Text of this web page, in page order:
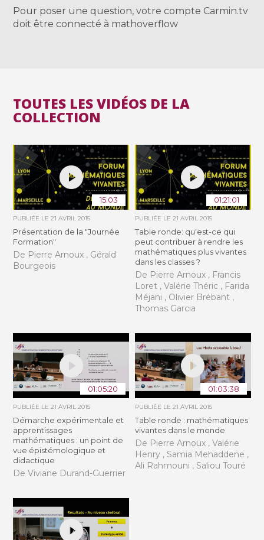
Pour poser une question, votre compte Carmin.tv
doit être connecté à mathoverflow
TOUTES LES VIDÉOS DE LA
COLLECTION
15:03
PUBLIÉE LE21 AVRIL 2015
Présentation de la "Journée
Formation"
De Pierre Arnoux , Gérald
Bourgeois
01:21:01
PUBLIÉE LE 21 AVRIL 2015
Table ronde: qu'est-ce qui
peut contribuer à rendre les
mathématiques plus vivantes
dans les classes ?
De Pierre Arnoux , Francis
Loret , Valérie Théric , Farida
Méjani , Olivier Brébant ,
Thomas Garcia
01:05:20
PUBLIÉE LE21 AVRIL 2015
Démarche expérimentale et
apprentissages
mathématiques : un point de
vue épistémologique et
didactique
De Viviane Durand-Guerrier
01:03:38
PUBLIÉE LE 21 AVRIL 2015
Table ronde : mathématiques
vivantes dans le monde
De Pierre Arnoux , Valérie
Henry , Samia Mehaddene ,
Ali Rahmouni , Saliou Touré